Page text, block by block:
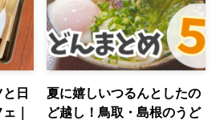
と日
｜
夏に嬉しいつるんとしたの
ど越し！鳥取・島根のうど